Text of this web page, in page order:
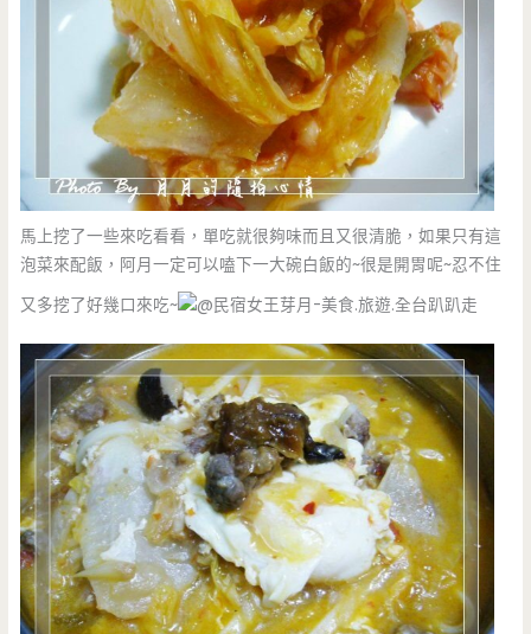
馬上挖了一些來吃看看，單吃就很夠味而且又很清脆，如果只有這
泡菜來配飯，阿月一定可以嗑下一大碗白飯的~很是開胃呢~忍不住
又多挖了好幾口來吃~